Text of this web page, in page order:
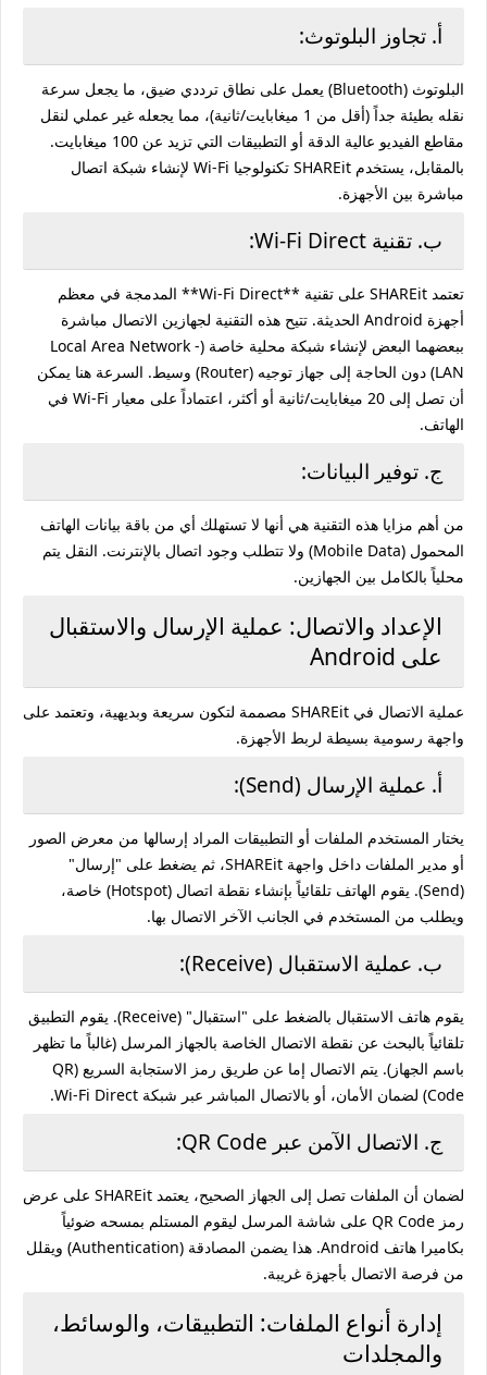
أ. تجاوز البلوتوث:
البلوتوث (Bluetooth) يعمل على نطاق ترددي ضيق، ما يجعل سرعة
نقله بطيئة جداً (أقل من 1 ميغابايت/ثانية)، مما يجعله غير عملي لنقل
مقاطع الفيديو عالية الدقة أو التطبيقات التي تزيد عن 100 ميغابايت.
بالمقابل، يستخدم SHAREit تكنولوجيا Wi-Fi لإنشاء شبكة اتصال
مباشرة بين الأجهزة.
ب. تقنية Wi-Fi Direct:
تعتمد SHAREit على تقنية **Wi-Fi Direct** المدمجة في معظم
أجهزة Android الحديثة. تتيح هذه التقنية لجهازين الاتصال مباشرة
ببعضهما البعض لإنشاء شبكة محلية خاصة (Local Area Network -
LAN) دون الحاجة إلى جهاز توجيه (Router) وسيط. السرعة هنا يمكن
أن تصل إلى 20 ميغابايت/ثانية أو أكثر، اعتماداً على معيار Wi-Fi في
الهاتف.
ج. توفير البيانات:
من أهم مزايا هذه التقنية هي أنها لا تستهلك أي من باقة بيانات الهاتف
المحمول (Mobile Data) ولا تتطلب وجود اتصال بالإنترنت. النقل يتم
محلياً بالكامل بين الجهازين.
الإعداد والاتصال: عملية الإرسال والاستقبال
على Android
عملية الاتصال في SHAREit مصممة لتكون سريعة وبديهية، وتعتمد على
واجهة رسومية بسيطة لربط الأجهزة.
أ. عملية الإرسال (Send):
يختار المستخدم الملفات أو التطبيقات المراد إرسالها من معرض الصور
أو مدير الملفات داخل واجهة SHAREit، ثم يضغط على "إرسال"
(Send). يقوم الهاتف تلقائياً بإنشاء نقطة اتصال (Hotspot) خاصة،
ويطلب من المستخدم في الجانب الآخر الاتصال بها.
ب. عملية الاستقبال (Receive):
يقوم هاتف الاستقبال بالضغط على "استقبال" (Receive). يقوم التطبيق
تلقائياً بالبحث عن نقطة الاتصال الخاصة بالجهاز المرسل (غالباً ما تظهر
باسم الجهاز). يتم الاتصال إما عن طريق رمز الاستجابة السريع (QR
Code) لضمان الأمان، أو بالاتصال المباشر عبر شبكة Wi-Fi Direct.
ج. الاتصال الآمن عبر QR Code:
لضمان أن الملفات تصل إلى الجهاز الصحيح، يعتمد SHAREit على عرض
رمز QR Code على شاشة المرسل ليقوم المستلم بمسحه ضوئياً
بكاميرا هاتف Android. هذا يضمن المصادقة (Authentication) ويقلل
من فرصة الاتصال بأجهزة غريبة.
إدارة أنواع الملفات: التطبيقات، والوسائط،
والمجلدات